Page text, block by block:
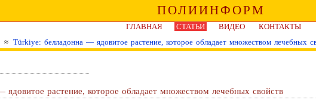
ПОЛИИНФОРМ
ГЛАВНАЯ СТАТЬИ ВИДЕО
КОНТАКТЫ
≈ Türkiye: белладонна — ядовитое растение, которое обладает множеством лечебных
растение, которое обладает множеством лечебных свойств